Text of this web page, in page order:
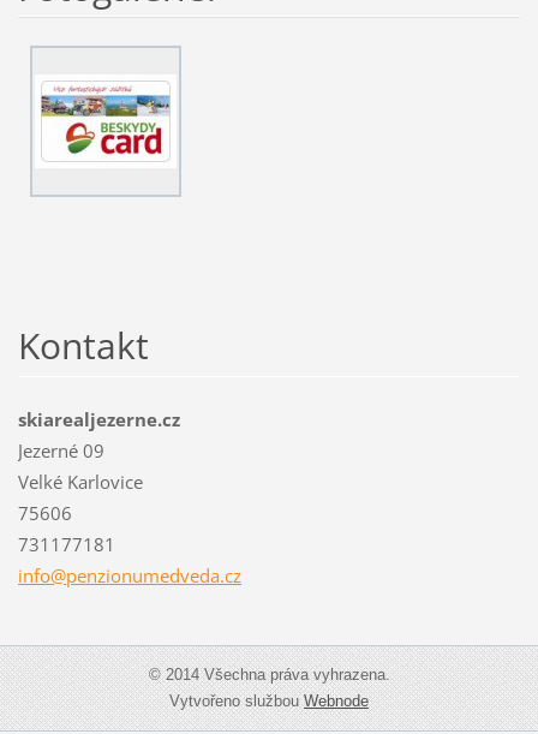
Kontakt
skiarealjezerne.cz
Jezerné 09
Velké Karlovice
75606
731177181
info@penzionumedveda.cz
© 2014 Všechna práva vyhrazena.
Vytvořeno službouWebnode